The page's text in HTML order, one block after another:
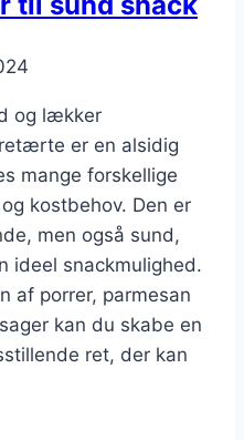
og lækker
er en alsidig
mange forskellige
kostbehov. Den er
men også sund,
ideel snackmulighed.
af porrer, parmesan
kan du skabe en
ret, der kan